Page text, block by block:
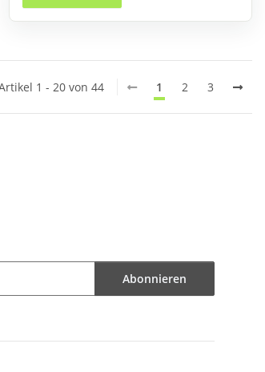
1 - 20 von 44 1 2 3
Abonnieren